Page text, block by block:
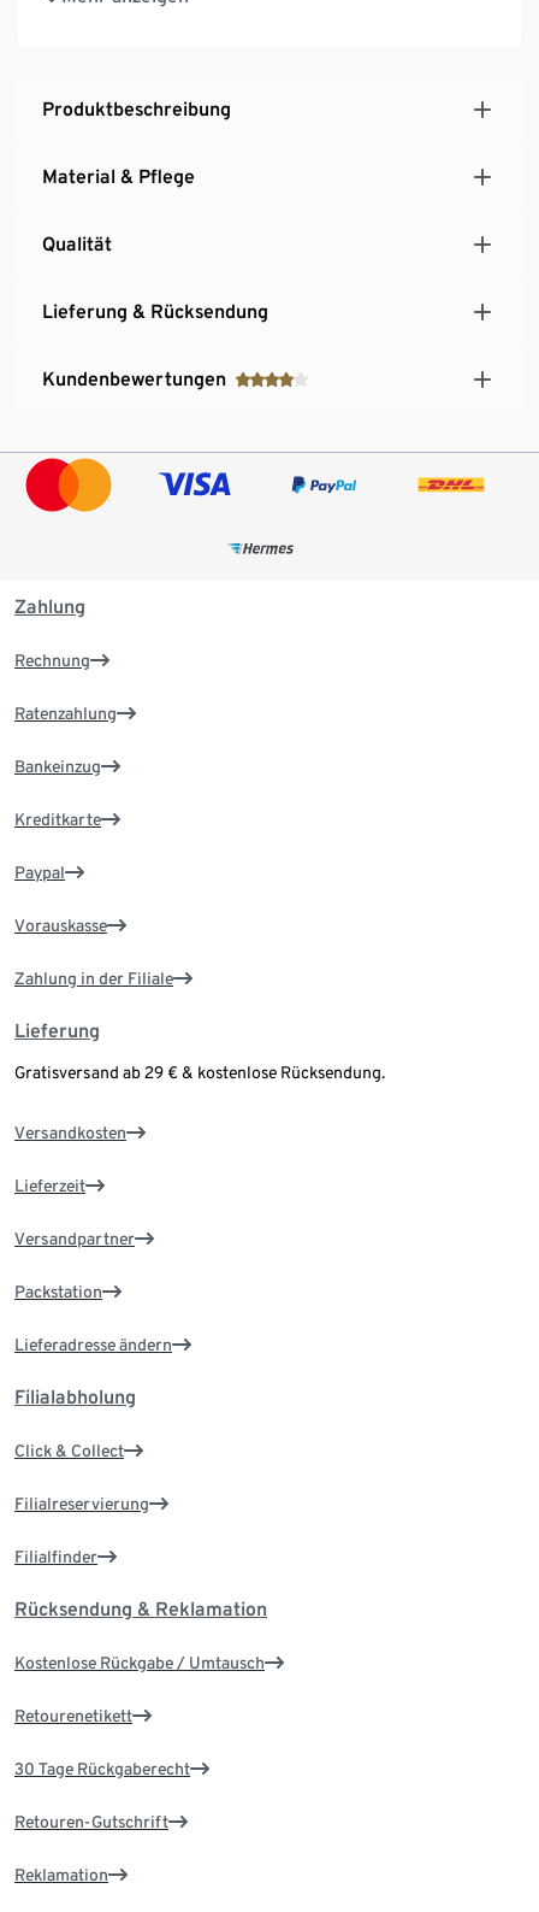
Mit Elasthan: formbeständig, perfekter Sitz, hoher
Wolle, zertifiziert durch CU 809415
Produktbeschreibung
Material & Pflege
Qualität
Lieferung & Rücksendung
Kundenbewertungen
Zahlung
Rechnung
Ratenzahlung
Bankeinzug
Kreditkarte
Paypal
Vorauskasse
Zahlung in der Filiale
Lieferung
Gratisversand ab 29 € & kostenlose Rücksendung.
Versandkosten
Lieferzeit
Versandpartner
Packstation
Lieferadresse ändern
Filialabholung
Click & Collect
Filialreservierung
Filialfinder
Rücksendung & Reklamation
Kostenlose Rückgabe / Umtausch
Retourenetikett
30 Tage Rückgaberecht
Retouren-Gutschrift
Reklamation